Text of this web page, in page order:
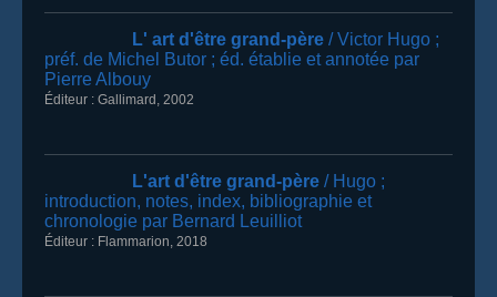
L' art d'être grand-père / Victor Hugo ;
préf. de Michel Butor ; éd. établie et annotée par
Pierre Albouy
Éditeur : Gallimard , 2002
L'art d'être grand-père / Hugo ;
introduction, notes, index, bibliographie et
chronologie par Bernard Leuilliot
Éditeur : Flammarion, 2018